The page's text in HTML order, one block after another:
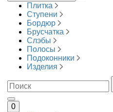
Плитка
Ступени
Бордюр
Брусчатка
Слэбы
Полосы
Подоконники
Изделия
0